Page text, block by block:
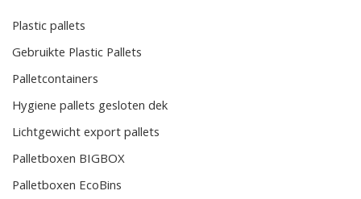
Plastic pallets
Gebruikte Plastic Pallets
Palletcontainers
Hygiene pallets gesloten dek
Lichtgewicht export pallets
Palletboxen BIGBOX
Palletboxen EcoBins